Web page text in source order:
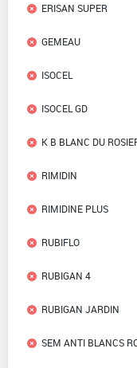
ERISAN SUPER
GEMEAU
ISOCEL
ISOCEL GD
K B BLANC DU
RIMIDIN
RIMIDINE PLUS
RUBIFLO
RUBIGAN 4
RUBIGAN JARDIN
SEM ANTI BLANCS